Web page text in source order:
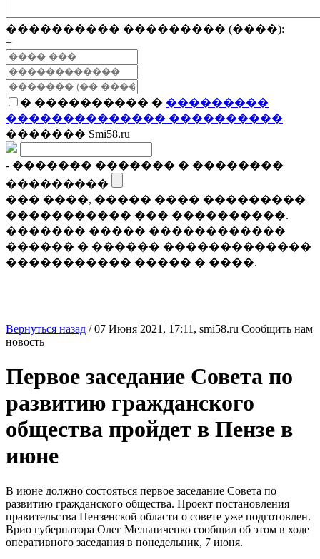
���������� ��������� (����):
+
� ���������� � ���������
�������������� ����������
������� Smi58.ru
- ������� ������� � ��������
���������
��� ����, ����� ���� ���������
����������� ��� ����������.
������� ����� ������������
������ � ������ �������������
����������� ����� � ����.
Вернуться назад /07 Июня 2021, 17:11, smi58.ru Сообщить нам
новость
Первое заседание Совета по
развитию гражданского
общества пройдет в Пензе в
июне
В июне должно состояться первое заседание Совета по
развитию гражданского общества. Проект постановления
правительства Пензенской области о совете уже подготовлен.
Врио губернатора Олег Мельниченко сообщил об этом в ходе
оперативного заседания в понедельник, 7 июня.